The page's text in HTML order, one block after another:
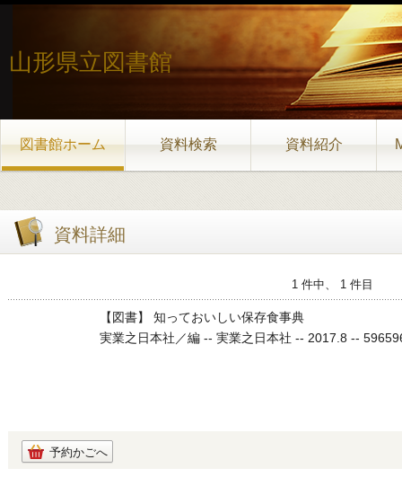
山形県立図書館
図書館ホーム 資料検索 資料紹介
資料詳細
1 件中、 1 件目
【図書】 知っておいしい保存食事典
実業之日本社／編 -- 実業之日本社 -- 2017.8 --
予約かごへ